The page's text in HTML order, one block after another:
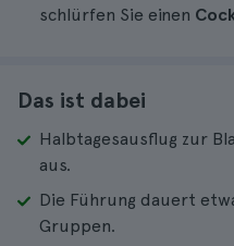
schlürfen Sie einen
Das ist dabei
Halbtagesausflug zur
aus.
Die Führung dauert
Gruppen.